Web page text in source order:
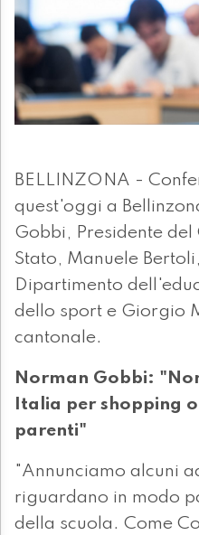
BELLINZONA -
quest'oggi a
Gobbi, Presidente del
Stato, Manuele
Dipartimento
dello sport e Giorgio
cantonale.
Norman Gobbi:
Italia per shopping
parenti"
"Annunciamo alcuni
riguardano in modo
della scuola. Come